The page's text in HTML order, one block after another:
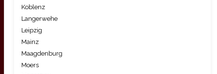
Koblenz
Langerwehe
Leipzig
Mainz
Maagdenburg
Moers